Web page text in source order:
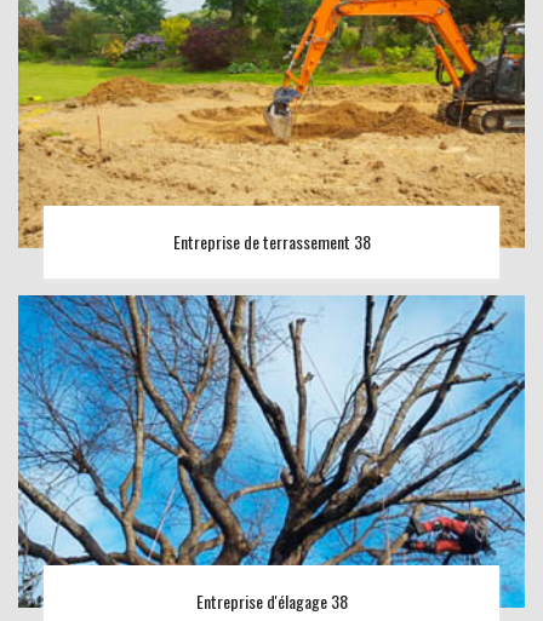
Entreprise de terrassement 38
Entreprise d'élagage 38